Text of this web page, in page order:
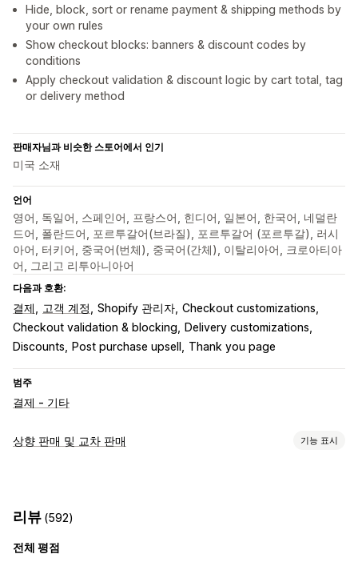
Hide, block, sort or rename payment & shipping methods by
your own rules
Show checkout blocks: banners & discount codes by
conditions
Apply checkout validation & discount logic by cart total, tag
or delivery method
판매자님과 비슷한 스토어에서 인기
미국 소재
언어
영어, 독일어, 스페인어, 프랑스어, 힌디어, 일본어, 한국어, 네덜란
드어, 폴란드어, 포르투갈어(브라질), 포르투갈어 (포르투갈), 러시
아어, 터키어, 중국어(번체), 중국어(간체), 이탈리아어, 크로아티아
어, 그리고 리투아니아어
다음과 호환:
결제 고객 계정 Shopify 관리자 Checkout customizations
Checkout validation & blocking
Delivery customizations
Discounts
Post purchase upsell Thank you page
범주
결제 - 기타
상향 판매 및 교차 판매 기능 표시
원클릭 추가 기능
끌어서 놓기 편집기
리뷰 (592)
전체 평점